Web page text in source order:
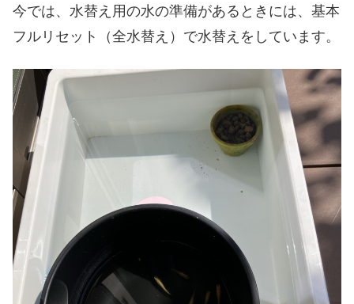
今では、水替え用の水の準備があるときには、基本
フルリセット（全水替え）で水替えをしています。